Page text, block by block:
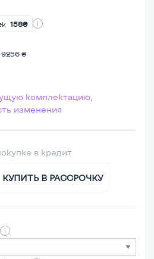
158₴
9256 ₴
комплектацию,
изменения
в кредит
КУПИТЬ В РАССРОЧКУ